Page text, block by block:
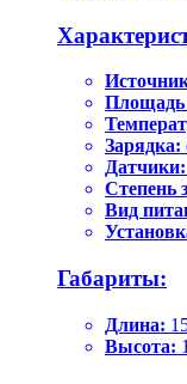
Площадь
Зарядка:
Датчики:
Степень
Вид
Габариты:
Длина:
Высота: